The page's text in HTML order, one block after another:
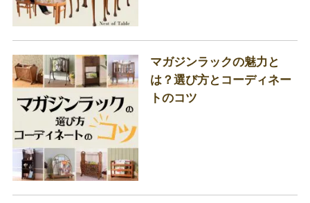
マガジンラックの魅力と
は？選び方とコーディネー
トのコツ